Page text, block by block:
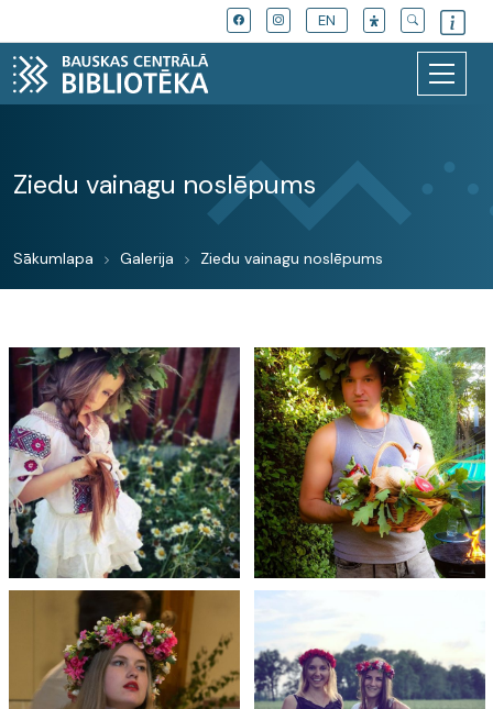
EN
Ziedu vainagu noslēpums
Sākumlapa Galerija Ziedu vainagu noslēpums